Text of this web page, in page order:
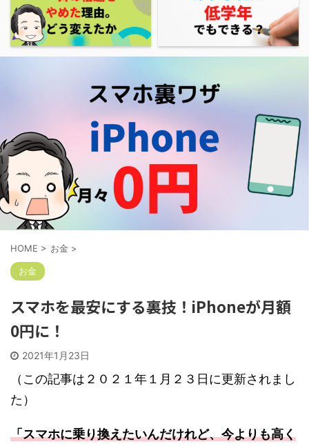
HOME > お金 >
お金
スマホを最安にする裏技！iPhoneが月額
0円に！
2021年1月23日
（この記事は２０２１年１月２３日に更新されまし
た）
「スマホに乗り換えたいんだけれど、今よりも高く